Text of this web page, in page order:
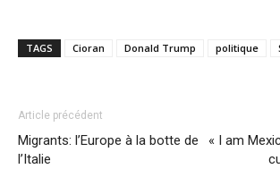
TAGS Cioran Donald Trump politique
Article précédent
Migrants: l’Europe à la botte de
l’Italie
« I am